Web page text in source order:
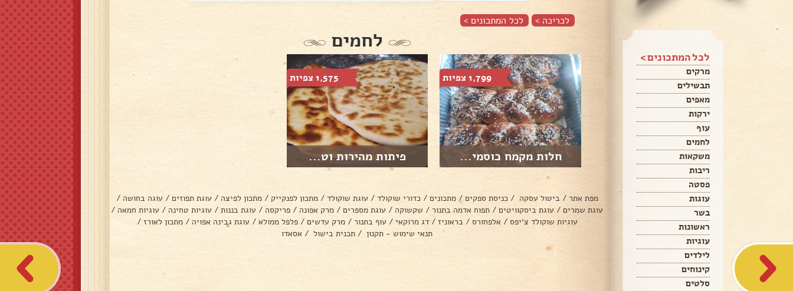
לכל המתכונים >
מרקים
תבשילים
מאפים
ירקות
עוף
לחמים
משקאות
ריבות
פסטה
עוגות
בשר
ראשונות
עוגיות
לילדים
קינוחים
סלטים
לכריכה > לכל המתכונים >
לחמים
1,799 צפיות
חלות מקמח כוסמי...
1,575 צפיות
פיתות מהירות וט...
מפת אתר / ביטול עסקה / כניסת ספקים / מתכונים / כדורי שוקולד / עוגת שוקולד / מתכון לפנקייק / מתכון לפיצה / עוגת תפוזים / עוגה בחושה /
עוגת שמרים / עוגת ביסקוויטים / תפוח אדמה בתנור / שקשוקה / עוגת מספרים / מרק אפונה / פריקסה / עוגת בננות / עוגיות טחינה / עוגיות חמאה /
עוגיות שוקולד צ׳יפס / אלפחורס / בראוניז / דג מרוקאי / עוף בתנור / מרק עדשים / פלפל ממולא / עוגת גבינה אפויה / מתכון לאורז /
תנאי שימוש - תקנון / תכנית בישול / אסאדו